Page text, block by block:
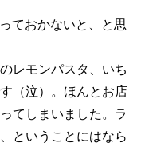
ておかないと、と思
レモンパスタ、いち
（泣）。ほんとお店
てしまいました。ラ
ということにはなら